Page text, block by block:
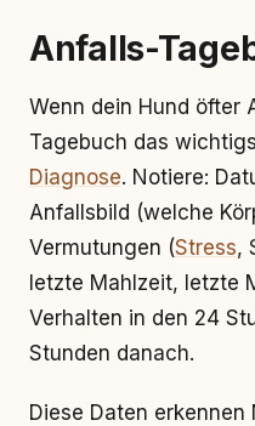
Anfalls-
Wenn dein Hund öfter
Tagebuch das
Diagnose. Notiere:
Anfallsbild (welche
Vermutungen (Stress,
letzte Mahlzeit, letzte
Verhalten in den 24
Stunden danach.
Diese Daten erkennen